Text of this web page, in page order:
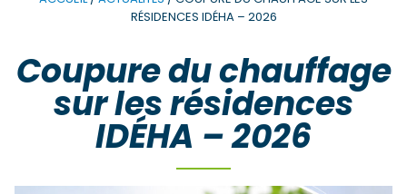
RÉSIDENCES IDÉHA – 2026
Coupure du chauffage
sur les résidences
IDÉHA – 2026